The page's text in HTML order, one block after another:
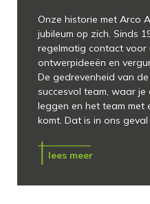
Onze historie met Arco
jubileum op zich. Sinds
regelmatig contact voor
ontwerpideeën en
De gedrevenheid van
succesvol team, waar
leggen en het team met
komt. Dat is in ons
lees meer